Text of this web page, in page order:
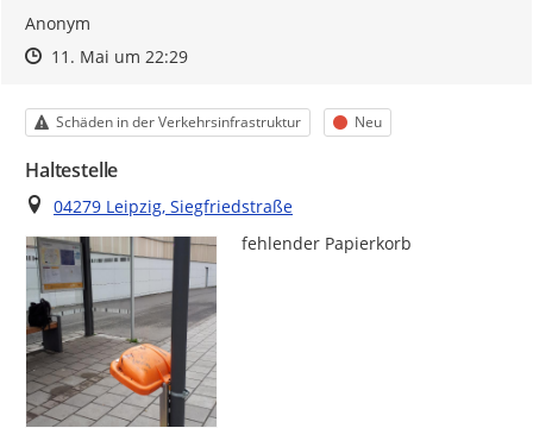
Anonym
Zeitpunkt des Erstellens
Zeitpunkt des Erstellens
11. Mai um 22:29Zur Äußerung
Kategorie
Schäden in der Verkehrsinfrastruktur Status
Neu
Haltestelle
Ort
04279 Leipzig, Siegfriedstraße
fehlender Papierkorb